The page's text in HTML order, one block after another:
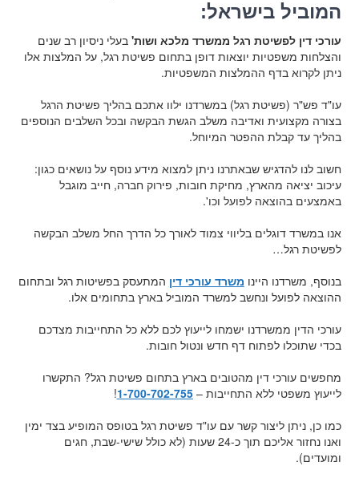
המוביל בישראל:
עורכי דין לפשיטת רגל ממשרד מלכא ושות' בעלי ניסיון רב שנים
והצלחות משפטיות יוצאות דופן בתחום פשיטת רגל, על המלצות אלו
ניתן לקרוא בדף ההמלצות המשפטיות.
עו"ד פש"ר (פשיטת רגל) במשרדנו ילוו אתכם בהליך פשיטת הרגל
בצורה מקצועית ואדיבה משלב הגשת הבקשה ובכל השלבים הנוספים
בהליך עד קבלת ההפטר המיוחל.
חשוב לנו להדגיש שבאתרנו ניתן למצוא מידע נוסף על נושאים כגון:
עיכוב יציאה מהארץ, מחיקת חובות, פירוק חברה, חייב מוגבל
באמצעים בהוצאה לפועל וכו'.
אנו במשרד דוגלים בליווי צמוד לאורך כל הדרך החל משלב הבקשה
לפשיטת רגל…
בנוסף, משרדנו היינו משרד עורכי דין המתעסק בפשיטות רגל ובתחום
ההוצאה לפועל ונחשב למשרד המוביל בארץ בתחומים אלו.
עורכי הדין ממשרדנו ישמחו לייעוץ לכם ללא כל התחייבות מצדכם
בכדי שתוכלו לפתוח דף חדש ונטול חובות.
מחפשים עורכי דין מהטובים בארץ בתחום פשיטת רגל? התקשרו
לייעוץ משפטי ללא התחייבות –1-700-702-755
!
כמו כן, ניתן ליצור קשר עם עו"ד פשיטת רגל בטופס המופיע בצד ימין
ואנו נחזור אליכם תוך כ-24 שעות (לא כולל שישי-שבת, חגים
ומועדים).